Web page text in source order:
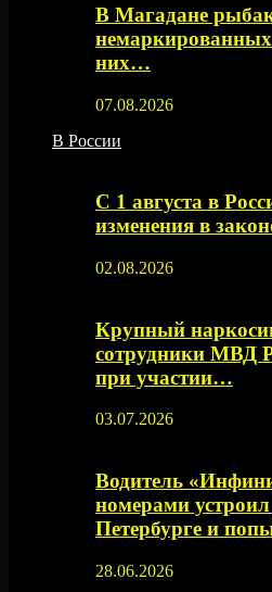
В Магадане
них…
07.08.2026
В России
С 1 августа в
изменения в
02.08.2026
Крупный
сотрудники МВД
при участии…
03.07.2026
Водитель
номерами
Петербурге и
28.06.2026